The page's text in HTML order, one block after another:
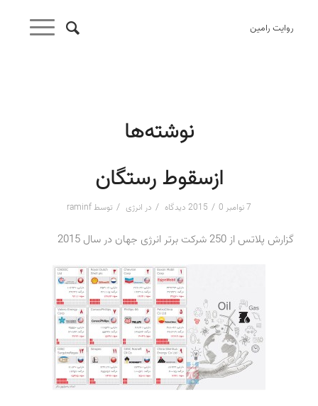
روایت رامین
نوشته‌ها
ازسقوط رستگان
7 نوامبر 2015 / 0 دیدگاه / در انرژی / توسط raminf
گزارش پلاتس از 250 شرکت برتر انرژی جهان در سال 2015